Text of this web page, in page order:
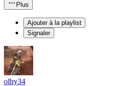
Plus
Ajouter à la playlist
Signaler
olhy34